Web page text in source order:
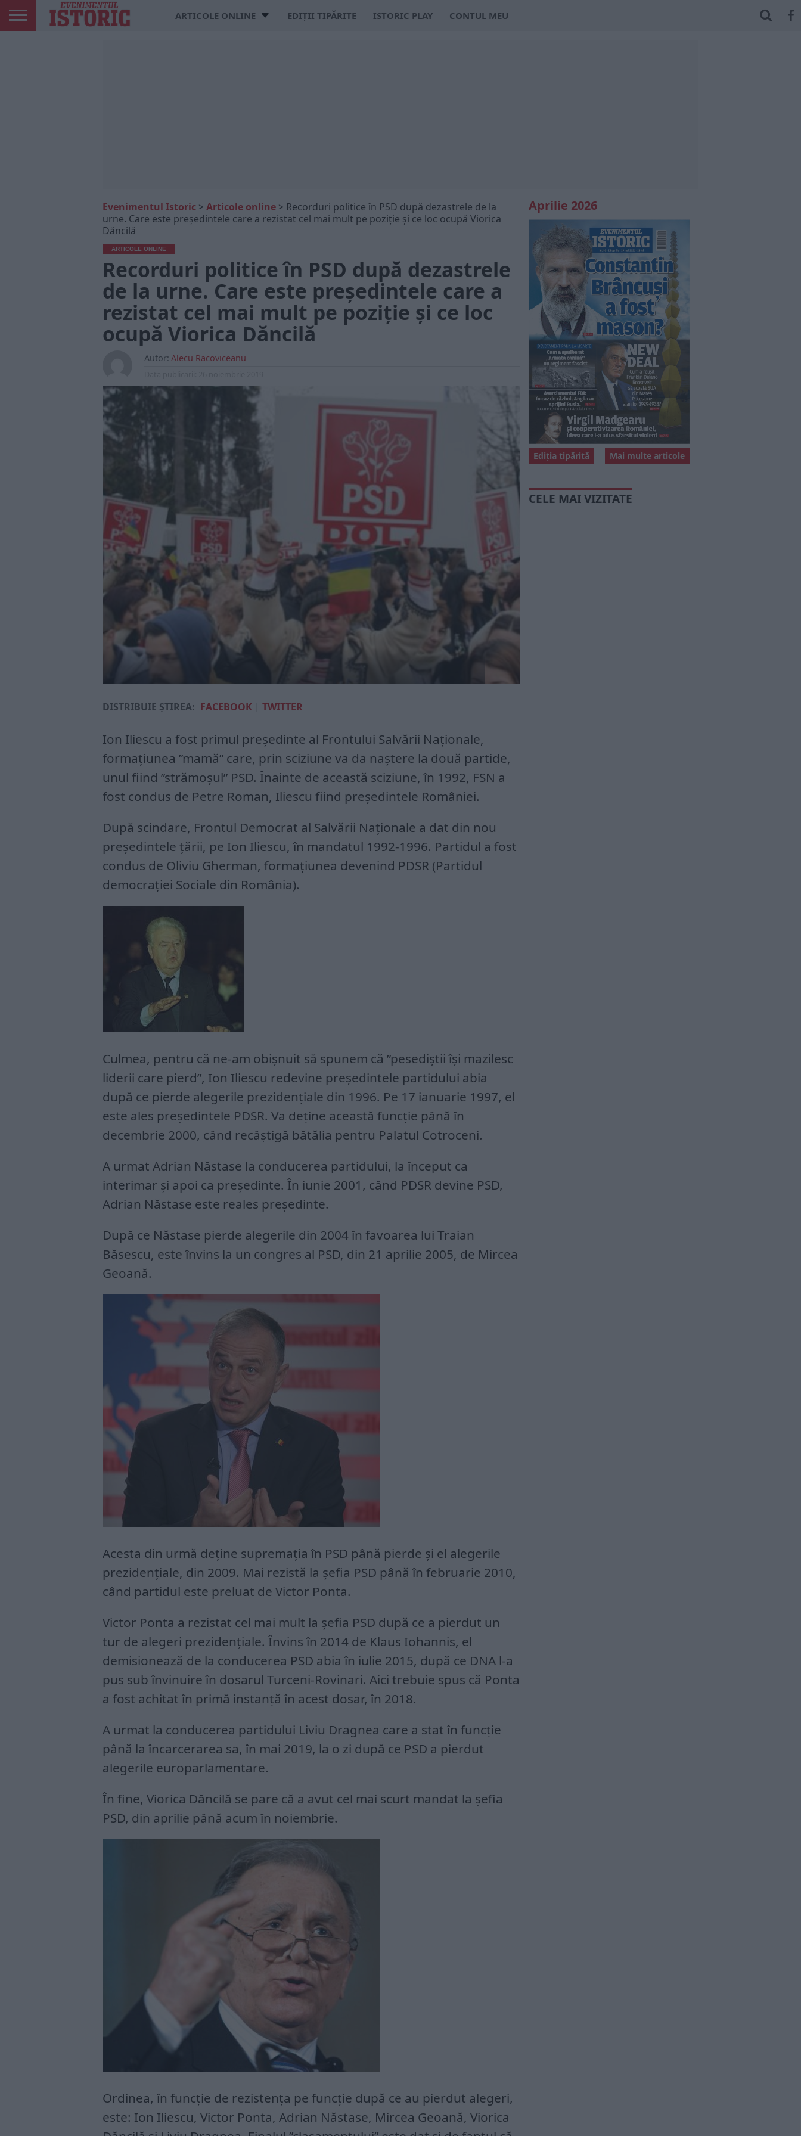
ARTICOLE ONLINE EDIȚII TIPĂRITE ISTORIC PLAY CONTUL MEU
Evenimentul Istoric > Articole online > Recorduri politice în PSD după dezastrele de la
urne. Care este președintele care a rezistat cel mai mult pe poziție și ce loc ocupă Viorica
Dăncilă
ARTICOLE ONLINE
Recorduri politice în PSD după dezastrele
de la urne. Care este președintele care a
rezistat cel mai mult pe poziție și ce loc
ocupă Viorica Dăncilă
Autor: Alecu Racoviceanu
DISTRIBUIE ȘTIREA: FACEBOOK | TWITTER
Ion Iliescu a fost primul președinte al Frontului Salvării Naționale,
formațiunea ”mamă” care, prin sciziune va da naștere la două partide,
unul fiind ”strămoșul” PSD. Înainte de această sciziune, în 1992, FSN a
fost condus de Petre Roman, Iliescu fiind președintele României.
După scindare, Frontul Democrat al Salvării Naționale a dat din nou
președintele țării, pe Ion Iliescu, în mandatul 1992-1996. Partidul a fost
condus de Oliviu Gherman, formațiunea devenind PDSR (Partidul
democrației Sociale din România).
Culmea, pentru că ne-am obișnuit să spunem că ”pesediștii își mazilesc
liderii care pierd”, Ion Iliescu redevine președintele partidului abia
după ce pierde alegerile prezidențiale din 1996. Pe 17 ianuarie 1997, el
este ales președintele PDSR. Va deține această funcție până în
decembrie 2000, când recâștigă bătălia pentru Palatul Cotroceni.
A urmat Adrian Năstase la conducerea partidului, la început ca
interimar și apoi ca președinte. În iunie 2001, când PDSR devine PSD,
Adrian Năstase este reales președinte.
După ce Năstase pierde alegerile din 2004 în favoarea lui Traian
Băsescu, este învins la un congres al PSD, din 21 aprilie 2005, de Mircea
Geoană.
Acesta din urmă deține supremația în PSD până pierde și el alegerile
prezidențiale, din 2009. Mai rezistă la șefia PSD până în februarie 2010,
când partidul este preluat de Victor Ponta.
Victor Ponta a rezistat cel mai mult la șefia PSD după ce a pierdut un
tur de alegeri prezidențiale. Învins în 2014 de Klaus Iohannis, el
demisionează de la conducerea PSD abia în iulie 2015, după ce DNA l-a
pus sub învinuire în dosarul Turceni-Rovinari. Aici trebuie spus că Ponta
a fost achitat în primă instanță în acest dosar, în 2018.
A urmat la conducerea partidului Liviu Dragnea care a stat în funcție
până la încarcerarea sa, în mai 2019, la o zi după ce PSD a pierdut
alegerile europarlamentare.
În fine, Viorica Dăncilă se pare că a avut cel mai scurt mandat la șefia
PSD, din aprilie până acum în noiembrie.
Ordinea, în funcție de rezistența pe funcție după ce au pierdut alegeri,
este: Ion Iliescu, Victor Ponta, Adrian Năstase, Mircea Geoană, Viorica
Aprilie 2026
Mai multe articole
Ediția tipărită
CELE MAI VIZITATE